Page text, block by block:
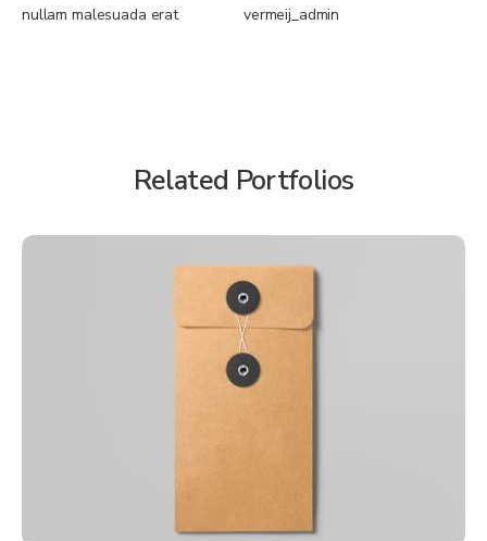
nullam malesuada erat vermeij_admin
Related Portfolios